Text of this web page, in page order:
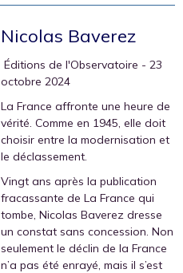
Nicolas Baverez
‎ Éditions de l'Observatoire - 23
octobre 2024
La France affronte une heure de
vérité. Comme en 1945, elle doit
choisir entre la modernisation et
le déclassement.
Vingt ans après la publication
fracassante de La France qui
tombe, Nicolas Baverez dresse
un constat sans concession. Non
seulement le déclin de la France
n’a pas été enrayé, mais il s’est